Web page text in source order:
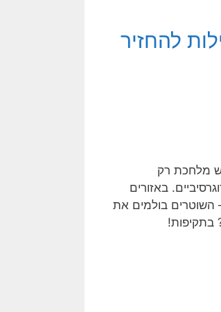
להחזיר
מלחכת רק
באזורים
השוטרים בולמים את
בתקיפות!